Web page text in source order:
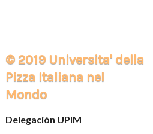
© 2019 Universita' della
Pizza Italiana nel
Mondo
Delegación UPIM